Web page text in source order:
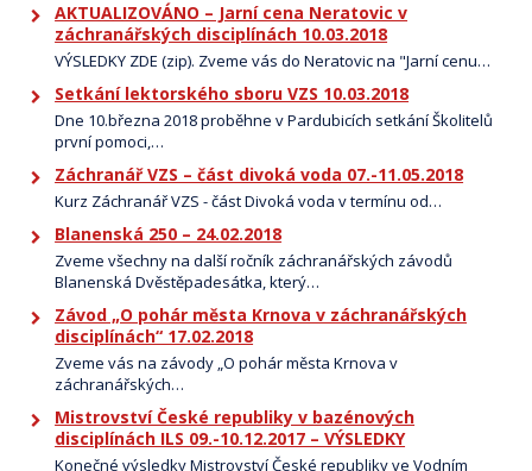
AKTUALIZOVÁNO – Jarní cena Neratovic v
záchranářských disciplínách 10.03.2018
VÝSLEDKY ZDE (zip). Zveme vás do Neratovic na "Jarní cenu…
Setkání lektorského sboru VZS 10.03.2018
Dne 10.března 2018 proběhne v Pardubicích setkání Školitelů
první pomoci,…
Záchranář VZS – část divoká voda 07.-11.05.2018
Kurz Záchranář VZS - část Divoká voda v termínu od…
Blanenská 250 – 24.02.2018
Zveme všechny na další ročník záchranářských závodů
Blanenská Dvěstěpadesátka, který…
Závod „O pohár města Krnova v záchranářských
disciplínách“ 17.02.2018
Zveme vás na závody „O pohár města Krnova v
záchranářských…
Mistrovství České republiky v bazénových
disciplínách ILS 09.-10.12.2017 – VÝSLEDKY
Konečné výsledky Mistrovství České republiky ve Vodním